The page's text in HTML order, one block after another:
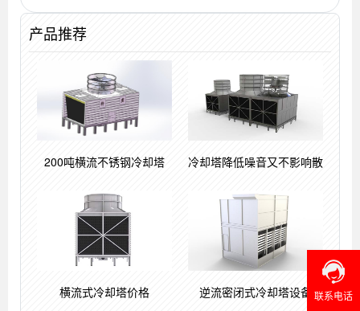
料是怎么生产
产品推荐
200吨横流不锈钢冷却塔 冷却塔降低噪音又不影响散
横流式冷却塔价格 逆流密闭式冷却塔设备 联系电话